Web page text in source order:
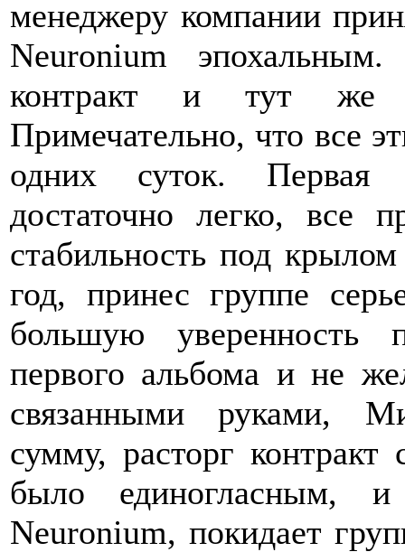
менеджеру компании
Neuronium
контракт и тут же
Примечательно, что все
одних суток. Первая
достаточно легко, все
стабильность под
год, принес группе
большую уверенность
первого альбома и не
связанными руками,
сумму, расторг
было единогласным, и
Neuronium, покидает